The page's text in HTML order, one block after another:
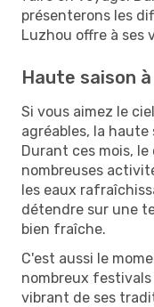
présenterons les
Luzhou offre à ses
Haute saison
Si vous aimez le
agréables, la
Durant ces mois,
nombreuses
les eaux
détendre sur une
bien fraîche.
C'est aussi le
nombreux
vibrant de ses